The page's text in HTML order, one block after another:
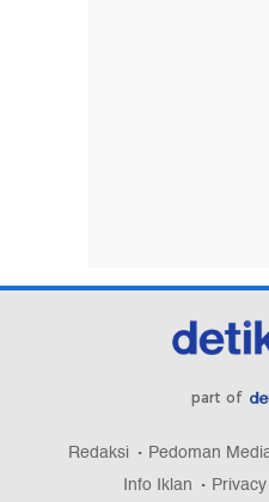
part of
Redaksi Pedoman
Info Iklan